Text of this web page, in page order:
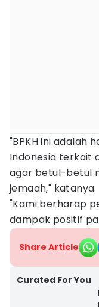
"BPKH ini adalah
Indonesia terkait
agar betul-betul
jemaah," katanya.
"Kami berharap
dampak positif
Share Article
Curated For You